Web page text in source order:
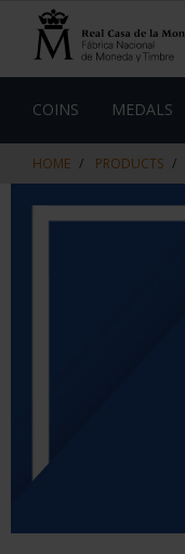
content
navigation
menu
COINS MEDALS
HOME PRODUCTS